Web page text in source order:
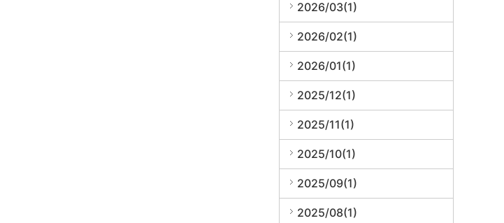
2026/03(1)
2026/02(1)
2026/01(1)
2025/12(1)
2025/11(1)
2025/10(1)
2025/09(1)
2025/08(1)